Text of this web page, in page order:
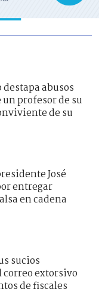
abusos
profesor de su
de su
José
entregar
en cadena
sucios
extorsivo
de fiscales